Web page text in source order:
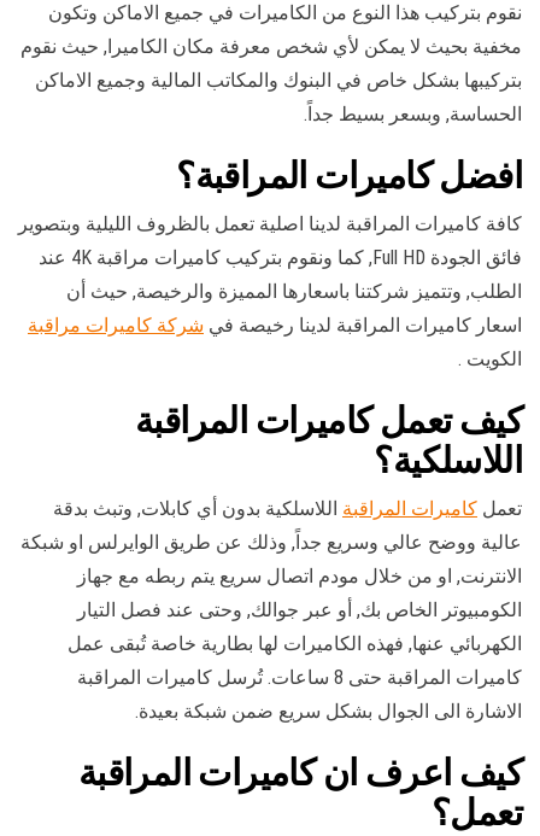
نقوم بتركيب هذا النوع من الكاميرات في جميع الاماكن وتكون
مخفية بحيث لا يمكن لأي شخص معرفة مكان الكاميرا, حيث نقوم
بتركيبها بشكل خاص في البنوك والمكاتب المالية وجميع الاماكن
الحساسة, وبسعر بسيط جداً.
افضل كاميرات المراقبة؟
كافة كاميرات المراقبة لدينا اصلية تعمل بالظروف الليلية وبتصوير
فائق الجودة Full HD, كما ونقوم بتركيب كاميرات مراقبة 4K عند
الطلب, وتتميز شركتنا باسعارها المميزة والرخيصة, حيث أن
اسعار كاميرات المراقبة لدينا رخيصة في شركة كاميرات مراقبة
الكويت .
كيف تعمل كاميرات المراقبة
اللاسلكية؟
تعمل كاميرات المراقبة اللاسلكية بدون أي كابلات, وتبث بدقة
عالية ووضح عالي وسريع جداً, وذلك عن طريق الوايرلس او شبكة
الانترنت, او من خلال مودم اتصال سريع يتم ربطه مع جهاز
الكومبيوتر الخاص بك, أو عبر جوالك, وحتى عند فصل التيار
الكهربائي عنها, فهذه الكاميرات لها بطارية خاصة تُبقى عمل
كاميرات المراقبة حتى 8 ساعات. تُرسل كاميرات المراقبة
الاشارة الى الجوال بشكل سريع ضمن شبكة بعيدة.
كيف اعرف ان كاميرات المراقبة
تعمل؟